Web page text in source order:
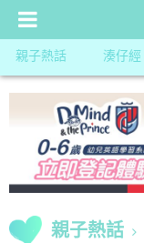
親子熱話 湊仔經
親子熱話